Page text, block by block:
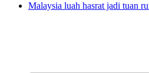
Malaysia luah hasrat jadi tuan